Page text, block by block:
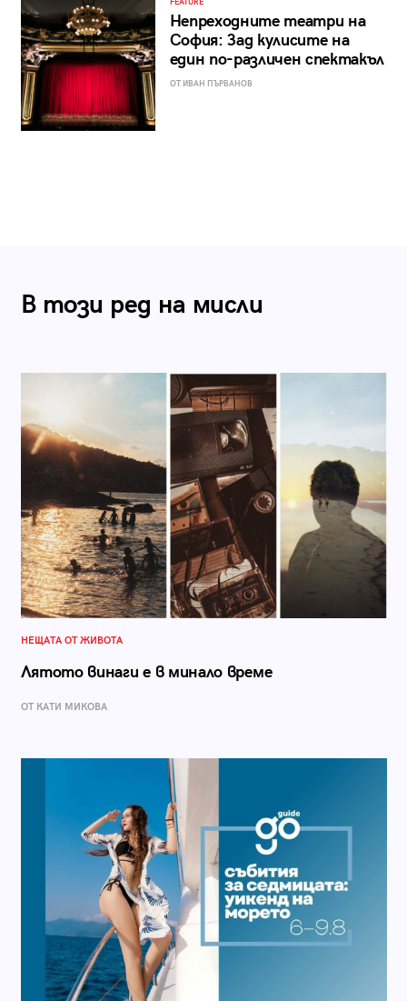
FEATURE
Непреходните театри на
София: Зад кулисите на
един по-различен спектакъл
ОТ ИВАН ПЪРВАНОВ
В този ред на мисли
НЕЩАТА ОТ ЖИВОТА
Лятото винаги е в минало време
ОТ КАТИ МИКОВА